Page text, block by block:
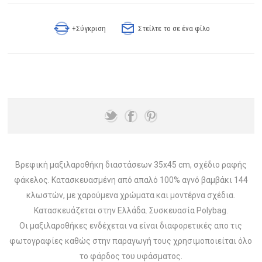
+Σύγκριση Στείλτε το σε ένα φίλο
Βρεφική μαξιλαροθήκη διαστάσεων 35x45 cm, σχέδιο ραφής
φάκελος. Κατασκευασμένη από απαλό 100% αγνό βαμβάκι 144
κλωστών, με χαρούμενα χρώματα και μοντέρνα σχέδια.
Κατασκευάζεται στην Ελλάδα. Συσκευασία Polybag.
Οι μαξιλαροθήκες ενδέχεται να είναι διαφορετικές απο τις
φωτογραφίες καθώς στην παραγωγή τους χρησιμοποιείται όλο
το φάρδος του υφάσματος.